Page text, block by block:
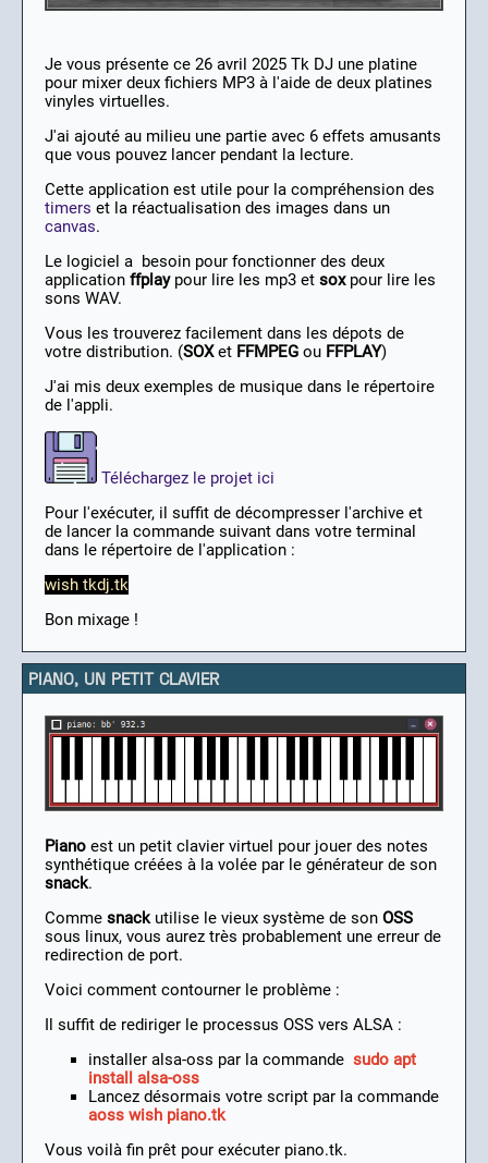
Je vous présente ce 26 avril 2025 Tk DJ une platine
pour mixer deux fichiers MP3 à l'aide de deux platines
vinyles virtuelles.
J'ai ajouté au milieu une partie avec 6 effets amusants
que vous pouvez lancer pendant la lecture.
Cette application est utile pour la compréhension des
timers et la réactualisation des images dans un
canvas.
Le logiciel a besoin pour fonctionner des deux
application ffplaypour lire les mp3 et soxpour lire les
sons WAV.
Vous les trouverez facilement dans les dépots de
votre distribution. (SOXet FFMPEG ou FFPLAY)
J'ai mis deux exemples de musique dans le répertoire
de l'appli.
Téléchargez le projet ici
Pour l'exécuter, il suffit de décompresser l'archive et
de lancer la commande suivant dans votre terminal
dans le répertoire de l'application :
wish tkdj.tk
Bon mixage !
PIANO, UN PETIT CLAVIER
Piano est un petit clavier virtuel pour jouer des notes
synthétique créées à la volée par le générateur de son
snack.
Comme snackutilise le vieux système de son OSS
sous linux, vous aurez très probablement une erreur de
redirection de port.
Voici comment contourner le problème :
Il suffit de rediriger le processus OSS vers ALSA :
installer alsa-oss par la commande sudo apt
install alsa-oss
Lancez désormais votre script par la commande
aoss wish piano.tk
Vous voilà fin prêt pour exécuter piano.tk.